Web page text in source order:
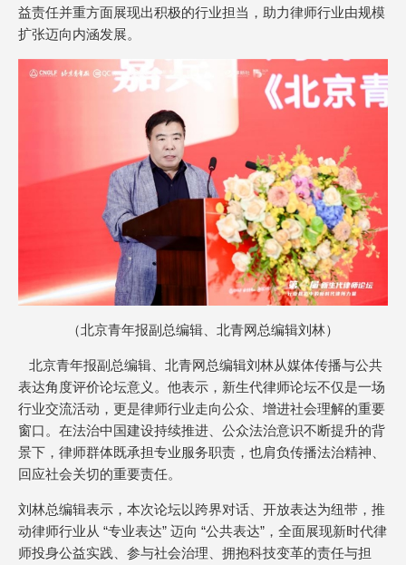
益责任并重方面展现出积极的行业担当，助力律师行业由规模
扩张迈向内涵发展。
（北京青年报副总编辑、北青网总编辑刘林）
北京青年报副总编辑、北青网总编辑刘林从媒体传播与公共
表达角度评价论坛意义。他表示，新生代律师论坛不仅是一场
行业交流活动，更是律师行业走向公众、增进社会理解的重要
窗口。在法治中国建设持续推进、公众法治意识不断提升的背
景下，律师群体既承担专业服务职责，也肩负传播法治精神、
回应社会关切的重要责任。
刘林总编辑表示，本次论坛以跨界对话、开放表达为纽带，推
动律师行业从 “专业表达” 迈向 “公共表达”，全面展现新时代律
师投身公益实践、参与社会治理、拥抱科技变革的责任与担